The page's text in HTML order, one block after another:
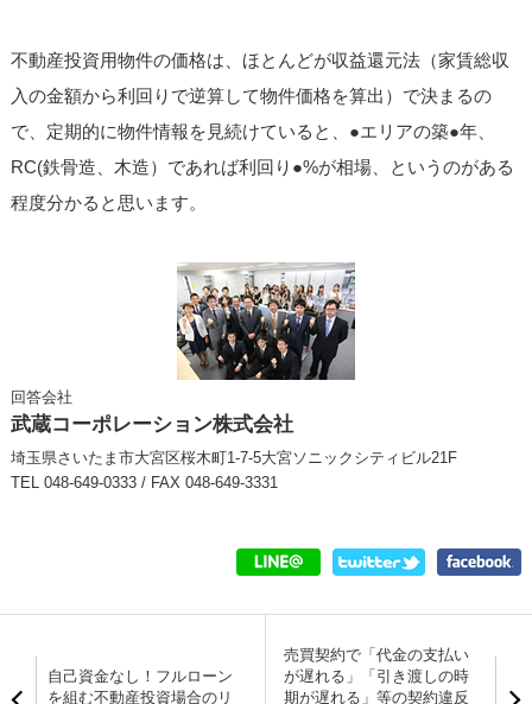
不動産投資用物件の価格は、ほとんどが収益還元法（家賃総収
入の金額から利回りで逆算して物件価格を算出）で決まるの
で、定期的に物件情報を見続けていると、●エリアの築●年、
RC(鉄骨造、木造）であれば利回り●%が相場、というのがある
程度分かると思います。
回答会社
武蔵コーポレーション株式会社
埼玉県さいたま市大宮区桜木町1-7-5大宮ソニックシティビル21F
TEL 048-649-0333 / FAX 048-649-3331
自己資金なし！フルローン
を組む不動産投資場合のリ
売買契約で「代金の支払い
が遅れる」「引き渡しの時
期が遅れる」等の契約違反